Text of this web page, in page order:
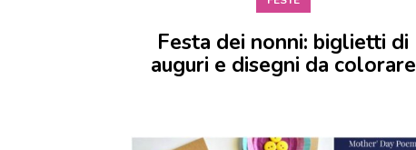
Festa dei nonni: biglietti di
auguri e disegni da colorare